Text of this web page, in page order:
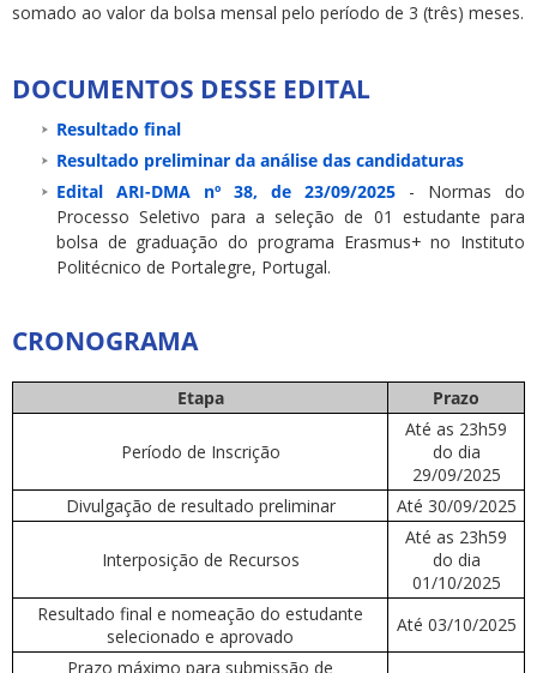
somado ao valor da bolsa mensal pelo período de 3 (três) meses.
DOCUMENTOS DESSE EDITAL
Resultado final
Resultado preliminar da análise das candidaturas
Edital ARI-DMA nº 38, de 23/09/2025 - Normas do
Processo Seletivo para a seleção de 01 estudante para
bolsa de graduação do programa Erasmus+ no Instituto
Politécnico de Portalegre, Portugal.
CRONOGRAMA
Etapa Prazo
Período de Inscrição
Até as 23h59
do dia
29/09/2025
Divulgação de resultado preliminar
Até 30/09/2025
Interposição de Recursos
Até as 23h59
do dia
01/10/2025
Resultado final e nomeação do estudante
selecionado e aprovado
Até 03/10/2025
Prazo máximo para submissão de